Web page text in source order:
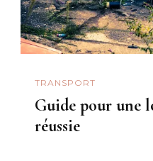
TRANSPORT
Guide pour une
réussie